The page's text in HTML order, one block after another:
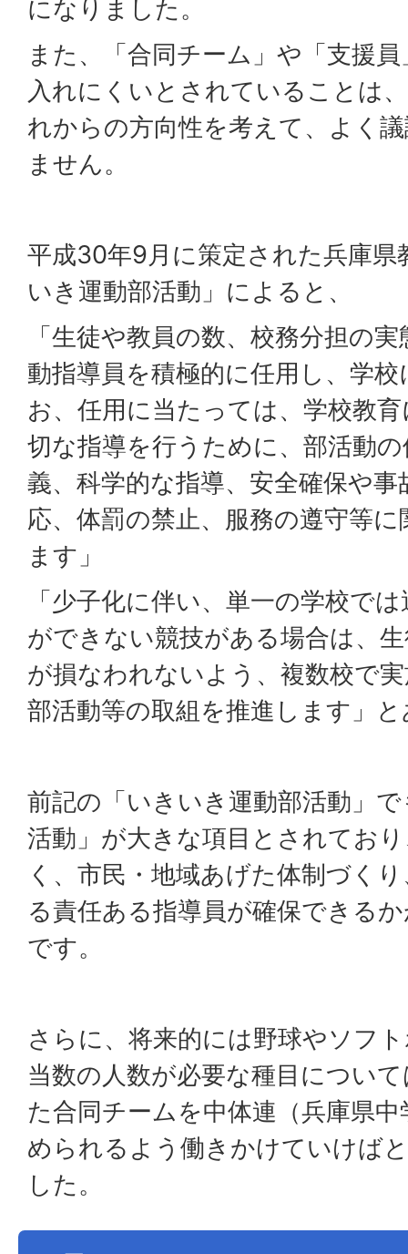
になりました。
また、「合同チーム」や「支援
入れにくいとされていることは
れからの方向性を考えて、よく
ません。
平成30年9月に策定された兵庫県
いき運動部活動」によると、
「生徒や教員の数、校務分担の
動指導員を積極的に任用し、学
お、任用に当たっては、学校教
切な指導を行うために、部活動
義、科学的な指導、安全確保や
応、体罰の禁止、服務の遵守等
ます」
「少子化に伴い、単一の学校で
ができない競技がある場合は、
が損なわれないよう、複数校で
部活動等の取組を推進します」
前記の「いきいき運動部活動」
活動」が大きな項目とされてお
く、市民・地域あげた体制づく
る責任ある指導員が確保できる
です。
さらに、将来的には野球やソフ
当数の人数が必要な種目につい
た合同チームを中体連（兵庫県
められるよう働きかけていけば
した。